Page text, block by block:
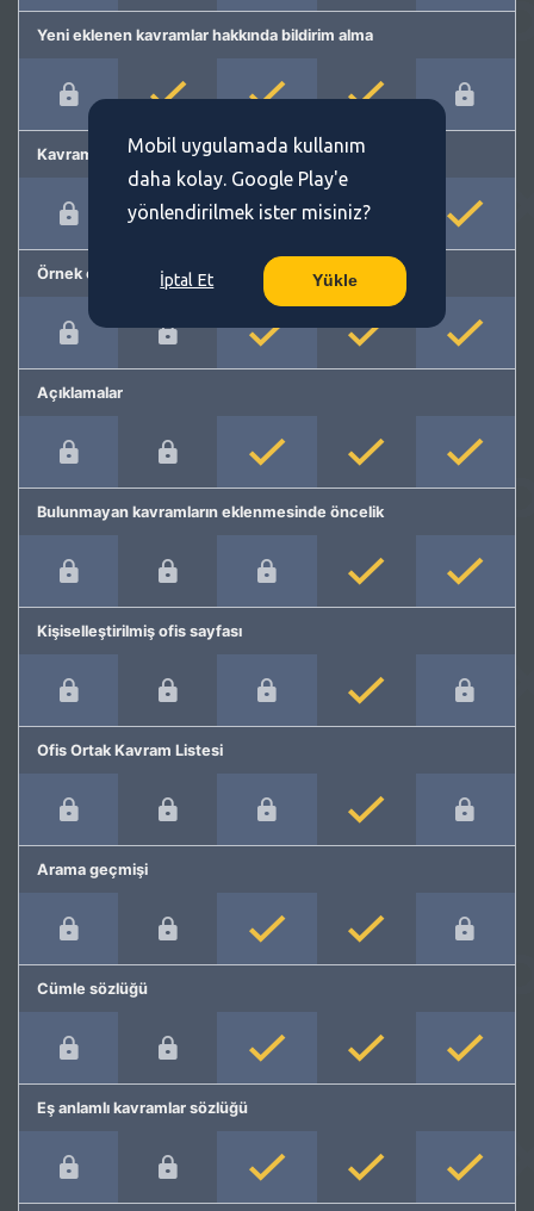
Yeni eklenen kavramlar hakkında bildirim alma
Kavram önerme
Örnek cümleler
Açıklamalar
Bulunmayan kavramların eklenmesinde öncelik
Kişiselleştirilmiş ofis sayfası
Ofis Ortak Kavram Listesi
Arama geçmişi
Cümle sözlüğü
Eş anlamlı kavramlar sözlüğü
Mobil uygulamada kullanım
daha kolay. Google Play'e
yönlendirilmek ister misiniz?
İptal Et Yükle